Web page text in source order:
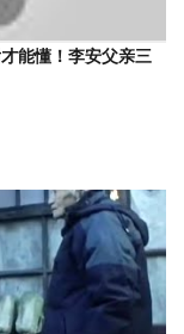
能懂！李安父亲三